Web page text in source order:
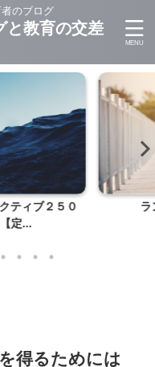
のブログ
と教育の交差
ティブ２５０
定...
ラ
得るためには